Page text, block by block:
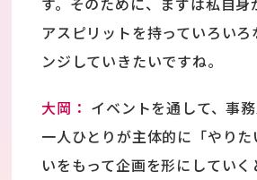
アスピリットを持っていろい
ンジしていきたいですね。
大岡： イベントを通して、事
一人ひとりが主体的に「やり
いをもって企画を形にしてい